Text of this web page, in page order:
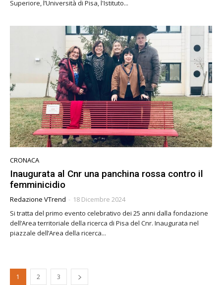
Superiore, l’Università di Pisa, l'Istituto...
CRONACA
Inaugurata al Cnr una panchina rossa contro il
femminicidio
Redazione VTrend - 18 Dicembre 2024
Si tratta del primo evento celebrativo dei 25 anni dalla fondazione
dell’Area territoriale della ricerca di Pisa del Cnr. Inaugurata nel
piazzale dell’Area della ricerca...
1 2 3